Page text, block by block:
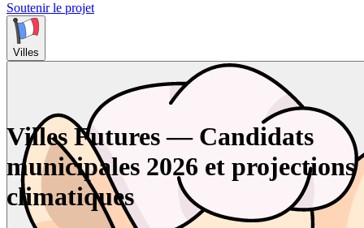
Soutenir le projet
Villes
Villes Futures — Candidats
municipales 2026 et projections
climatiques